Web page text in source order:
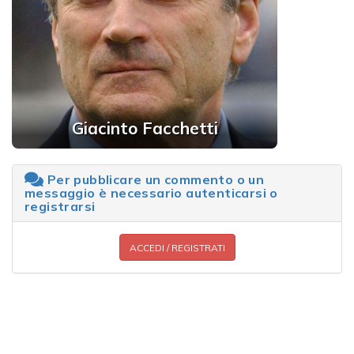
Giacinto Facchetti
Per pubblicare un commento o un
messaggio è necessario autenticarsi o
registrarsi
ACCEDI / REGISTRATI